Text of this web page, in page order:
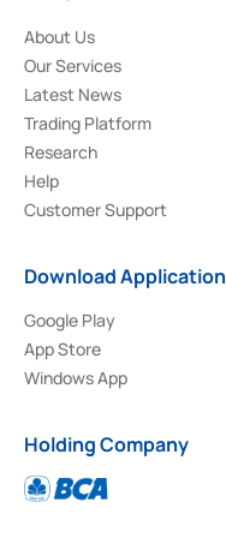
About Us
Our Services
Latest News
Trading Platform
Research
Help
Customer Support
Download Application
Google Play
App Store
Windows App
Holding Company